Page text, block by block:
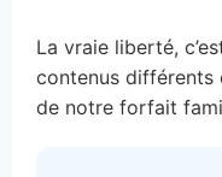
La vraie liberté,
contenus différents
de notre forfait